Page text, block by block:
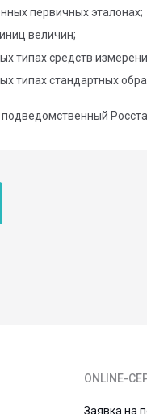
первичных эталонах;
величин;
типах средств
типах стандартных
ONLINE-
Заявка на